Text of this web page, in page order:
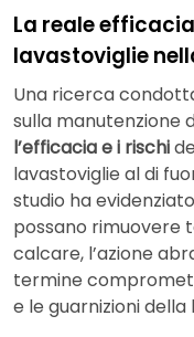
La reale
lavastoviglie
Una ricerca
sulla manutenzione
l’efficacia e i rischi
lavastoviglie al di
studio ha
possano rimuovere
calcare, l’azione
termine
e le guarnizioni